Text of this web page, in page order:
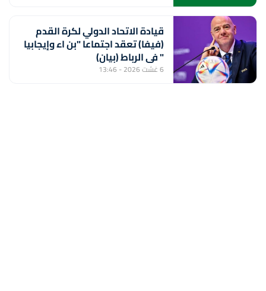
قيادة الاتحاد الدولي لكرة القدم
(فيفا) تعقد اجتماعا "بن اء وإيجابيا
" في الرباط (بيان)
6 غشت 2026 - 13:46